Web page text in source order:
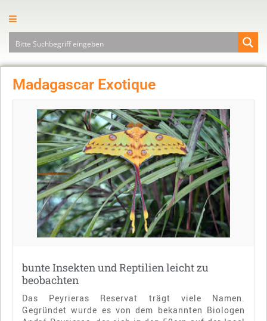
Madagascar Exotique
bunte Insekten und Reptilien leicht zu
beobachten
Das Peyrieras Reservat trägt viele Namen.
Gegründet wurde es von dem bekannten Biologen